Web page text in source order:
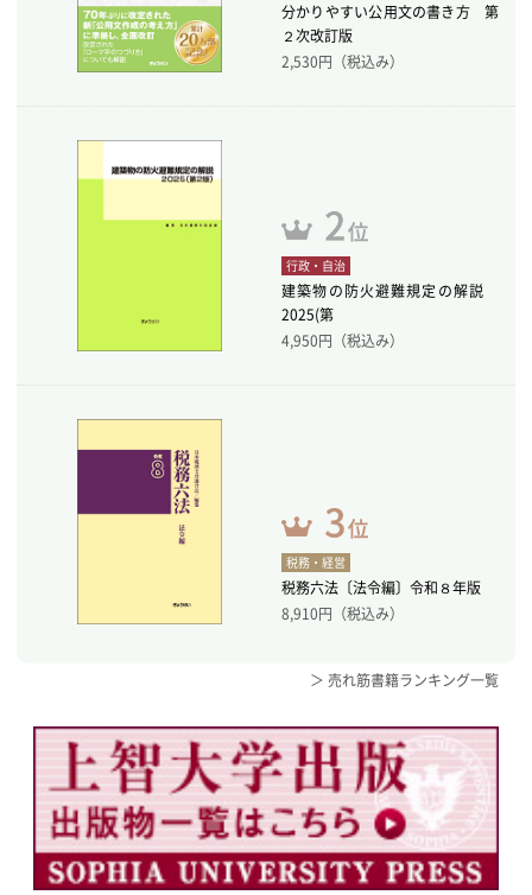
分かりやすい公用文の書き方 第
２次改訂版
2,530円（税込み）
行政・自治
建築物の防火避難規定の解説
2025(第
4,950円（税込み）
税務・経営
税務六法〔法令編〕令和８年版
8,910円（税込み）
＞ 売れ筋書籍ランキング一覧